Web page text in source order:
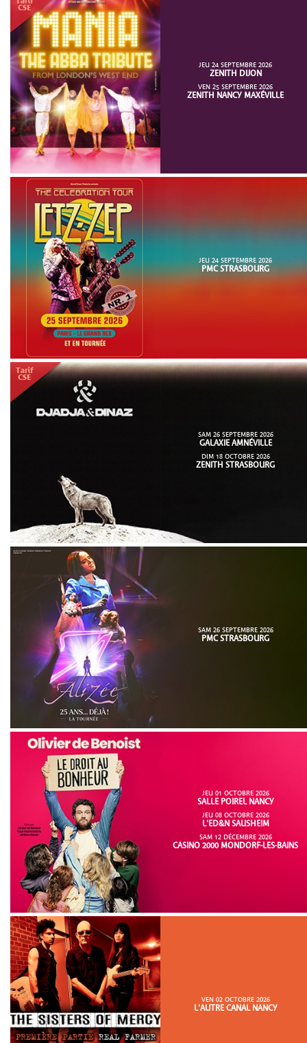
JEU 24 SEPTEMBRE 2026
ZENITH DIJON
VEN 25 SEPTEMBRE 2026
ZENITH NANCY MAXÉVILLE
JEU 24 SEPTEMBRE 2026
PMC STRASBOURG
SAM 26 SEPTEMBRE 2026
GALAXIE AMNÉVILLE
DIM 18 OCTOBRE 2026
ZENITH STRASBOURG
SAM 26 SEPTEMBRE 2026
PMC STRASBOURG
JEU 01 OCTOBRE 2026
SALLE POIREL NANCY
JEU 08 OCTOBRE 2026
L'ED&N SAUSHEIM
SAM 12 DÉCEMBRE 2026
CASINO 2000 MONDORF-LES-BAINS
VEN 02 OCTOBRE 2026
L'AUTRE CANAL NANCY